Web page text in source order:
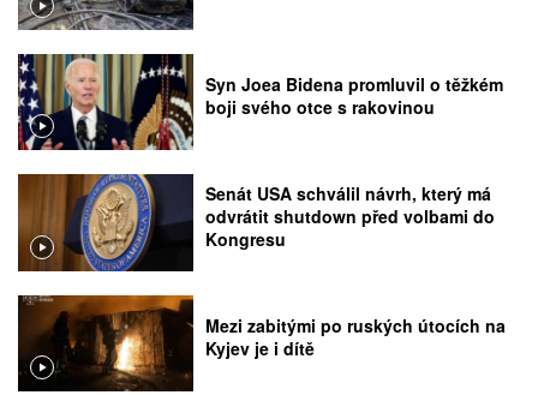
Syn Joea Bidena promluvil o těžkém
boji svého otce s rakovinou
Senát USA schválil návrh, který má
odvrátit shutdown před volbami do
Kongresu
Mezi zabitými po ruských útocích na
Kyjev je i dítě